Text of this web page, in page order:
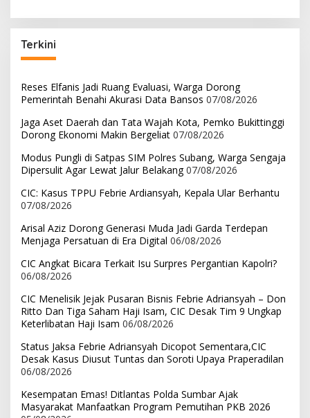
Terkini
Reses Elfanis Jadi Ruang Evaluasi, Warga Dorong
Pemerintah Benahi Akurasi Data Bansos 07/08/2026
Jaga Aset Daerah dan Tata Wajah Kota, Pemko Bukittinggi
Dorong Ekonomi Makin Bergeliat 07/08/2026
Modus Pungli di Satpas SIM Polres Subang, Warga Sengaja
Dipersulit Agar Lewat Jalur Belakang 07/08/2026
CIC: Kasus TPPU Febrie Ardiansyah, Kepala Ular Berhantu
07/08/2026
Arisal Aziz Dorong Generasi Muda Jadi Garda Terdepan
Menjaga Persatuan di Era Digital 06/08/2026
CIC Angkat Bicara Terkait Isu Surpres Pergantian Kapolri?
06/08/2026
CIC Menelisik Jejak Pusaran Bisnis Febrie Adriansyah – Don
Ritto Dan Tiga Saham Haji Isam, CIC Desak Tim 9 Ungkap
Keterlibatan Haji Isam 06/08/2026
Status Jaksa Febrie Adriansyah Dicopot Sementara,CIC
Desak Kasus Diusut Tuntas dan Soroti Upaya Praperadilan
06/08/2026
Kesempatan Emas! Ditlantas Polda Sumbar Ajak
Masyarakat Manfaatkan Program Pemutihan PKB 2026